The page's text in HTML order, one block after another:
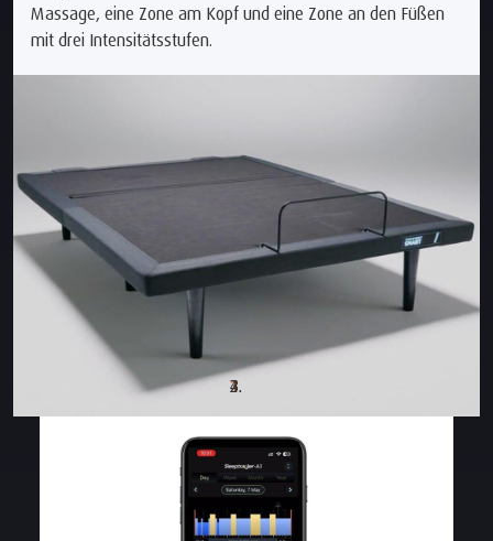
Massage, eine Zone am Kopf und eine Zone an den Füßen
mit drei Intensitätsstufen.